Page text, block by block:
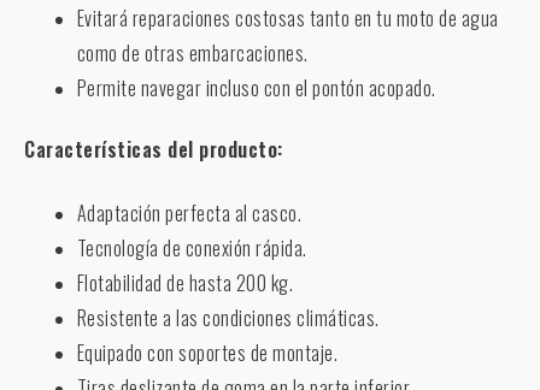
Evitará reparaciones costosas tanto en tu moto de agua
como de otras embarcaciones.
Permite navegar incluso con el pontón acopado.
Características del producto:
Adaptación perfecta al casco.
Tecnología de conexión rápida.
Flotabilidad de hasta 200 kg.
Resistente a las condiciones climáticas.
Equipado con soportes de montaje.